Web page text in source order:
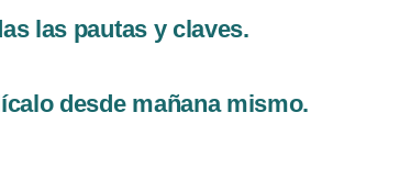
las pautas y claves.
desde mañana mismo.